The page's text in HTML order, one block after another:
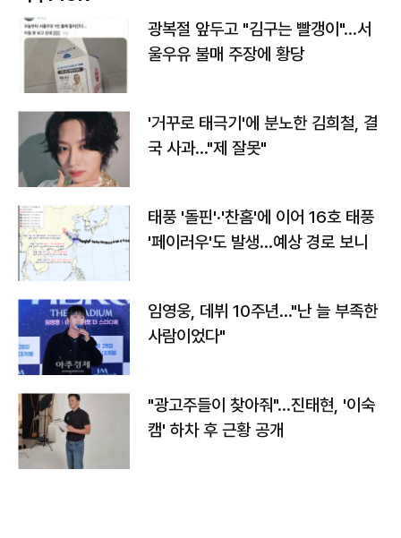
광복절 앞두고 "김구는 빨갱이"…서
울우유 불매 주장에 황당
'거꾸로 태극기'에 분노한 김희철, 결
국 사과…"제 잘못"
태풍 '돌핀'·'찬홈'에 이어 16호 태풍
'페이러우'도 발생…예상 경로 보니
임영웅, 데뷔 10주년…"난 늘 부족한
사람이었다"
"광고주들이 찾아줘"…진태현, '이숙
캠' 하차 후 근황 공개